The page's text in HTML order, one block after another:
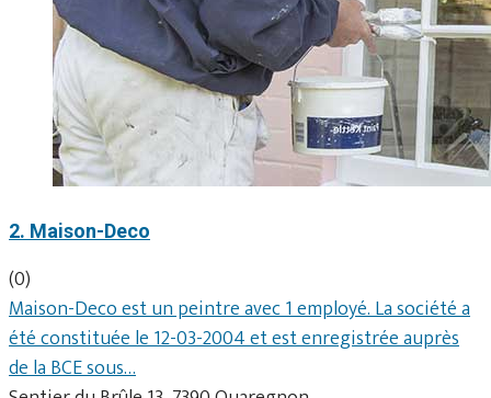
2. Maison-Deco
(0)
Maison-Deco est un peintre avec 1 employé. La société a
été constituée le 12-03-2004 et est enregistrée auprès
de la BCE sous…